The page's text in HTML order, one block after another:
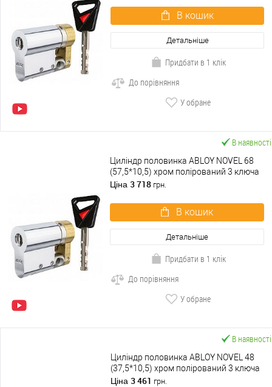
В кошик
Детальніше
Придбати в 1 клік
До порівняння
У обране
В наявності
Циліндр половинка ABLOY NOVEL 68
(57,5*10,5) хром полірований 3 ключа
Ціна 3 718 грн.
В кошик
Детальніше
Придбати в 1 клік
До порівняння
У обране
В наявності
Циліндр половинка ABLOY NOVEL 48
(37,5*10,5) хром полірований 3 ключа
Ціна 3 461 грн.